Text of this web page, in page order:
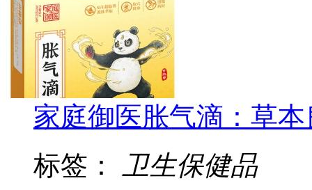
家庭御医胀气滴：草
标签：
卫生保健品